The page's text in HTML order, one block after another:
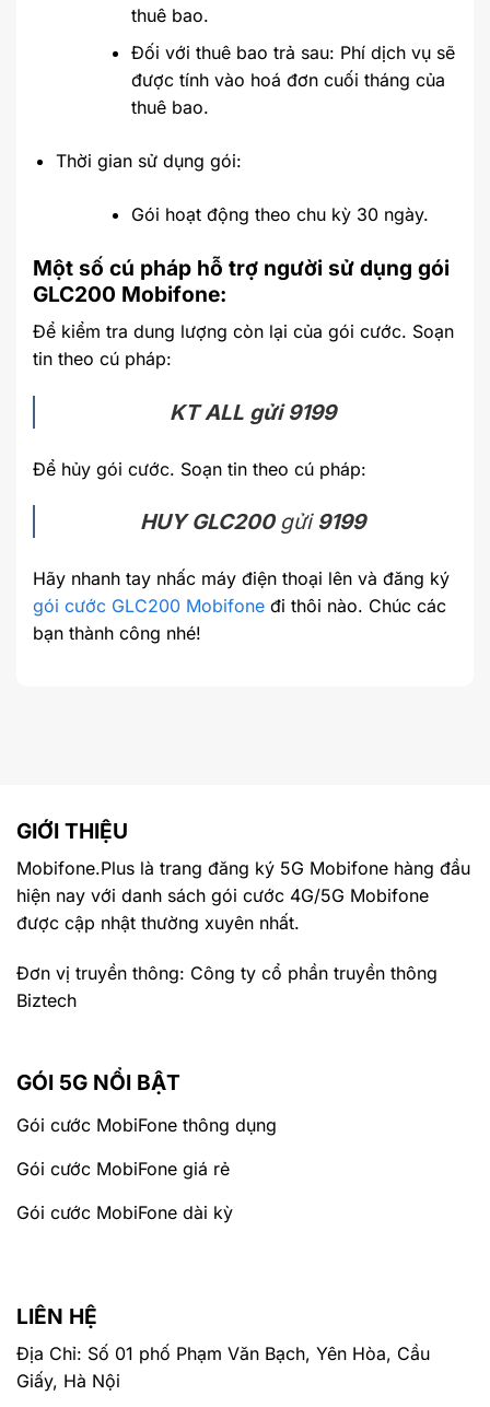
thuê bao.
Đối với thuê bao trả sau: Phí dịch vụ sẽ
được tính vào hoá đơn cuối tháng của
thuê bao.
Thời gian sử dụng gói:
Gói hoạt động theo chu kỳ 30 ngày.
Một số cú pháp hỗ trợ người sử dụng gói
GLC200 Mobifone:
Để kiểm tra dung lượng còn lại của gói cước. Soạn
tin theo cú pháp:
KT ALL gửi 9199
Để hủy gói cước. Soạn tin theo cú pháp:
HUY GLC200 gửi 9199
Hãy nhanh tay nhấc máy điện thoại lên và đăng ký
gói cước GLC200 Mobifone đi thôi nào. Chúc các
bạn thành công nhé!
GIỚI THIỆU
Mobifone.Plus là trang đăng ký 5G Mobifone hàng đầu
hiện nay với danh sách gói cước 4G/5G Mobifone
được cập nhật thường xuyên nhất.
Đơn vị truyền thông: Công ty cổ phần truyền thông
Biztech
GÓI 5G NỔI BẬT
Gói cước MobiFone thông dụng
Gói cước MobiFone giá rẻ
Gói cước MobiFone dài kỳ
LIÊN HỆ
Địa Chỉ: Số 01 phố Phạm Văn Bạch, Yên Hòa, Cầu
Giấy, Hà Nội